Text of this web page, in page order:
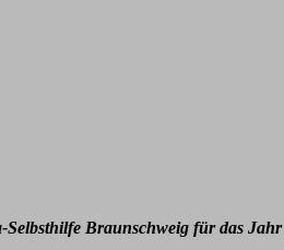
Selbsthilfe Braunschweig für das